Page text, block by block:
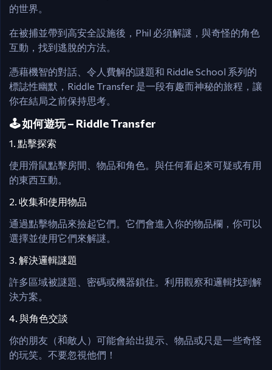
的世界。
在被捕並帶到高安全設施後，Phil 必須解謎，與奇怪的角色
互動，找到逃脫的方法。
憑藉機智的對話、令人費解的謎題和 Riddle School 系列的
標誌性幽默，Riddle Transfer 是一段有趣而神秘的旅程，讓
你在結局之前保持思考。
🕹️ 如何遊玩 – Riddle Transfer
1. 點擊探索
使用滑鼠點擊房間、物品和角色。與任何看起來可疑或有用
的東西互動。
2. 收集和使用物品
通過點擊物品來撿起它們。它們會進入你的物品欄，你可以
選擇並使用它們來解謎。
3. 解決邏輯謎題
許多區域被謎題、密碼或機器鎖住。利用觀察和邏輯找到解
決方案。
4. 與角色交談
你的朋友（和敵人）可能會給出提示、物品或只是一些奇怪
的玩笑。不要忽視他們！